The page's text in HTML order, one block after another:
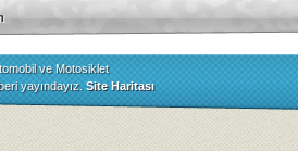
ve Motosiklet
yayındayız. Site Haritası